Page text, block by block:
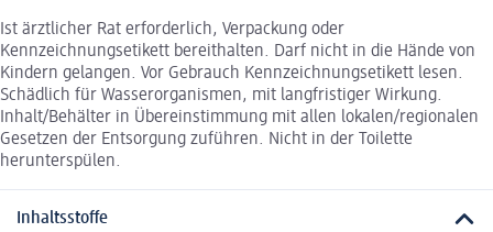
Ist ärztlicher Rat erforderlich, Verpackung oder
Kennzeichnungsetikett bereithalten. Darf nicht in die Hände von
Kindern gelangen. Vor Gebrauch Kennzeichnungsetikett lesen.
Schädlich für Wasserorganismen, mit langfristiger Wirkung.
Inhalt/Behälter in Übereinstimmung mit allen lokalen/regionalen
Gesetzen der Entsorgung zuführen. Nicht in der Toilette
herunterspülen.
Inhaltsstoffe